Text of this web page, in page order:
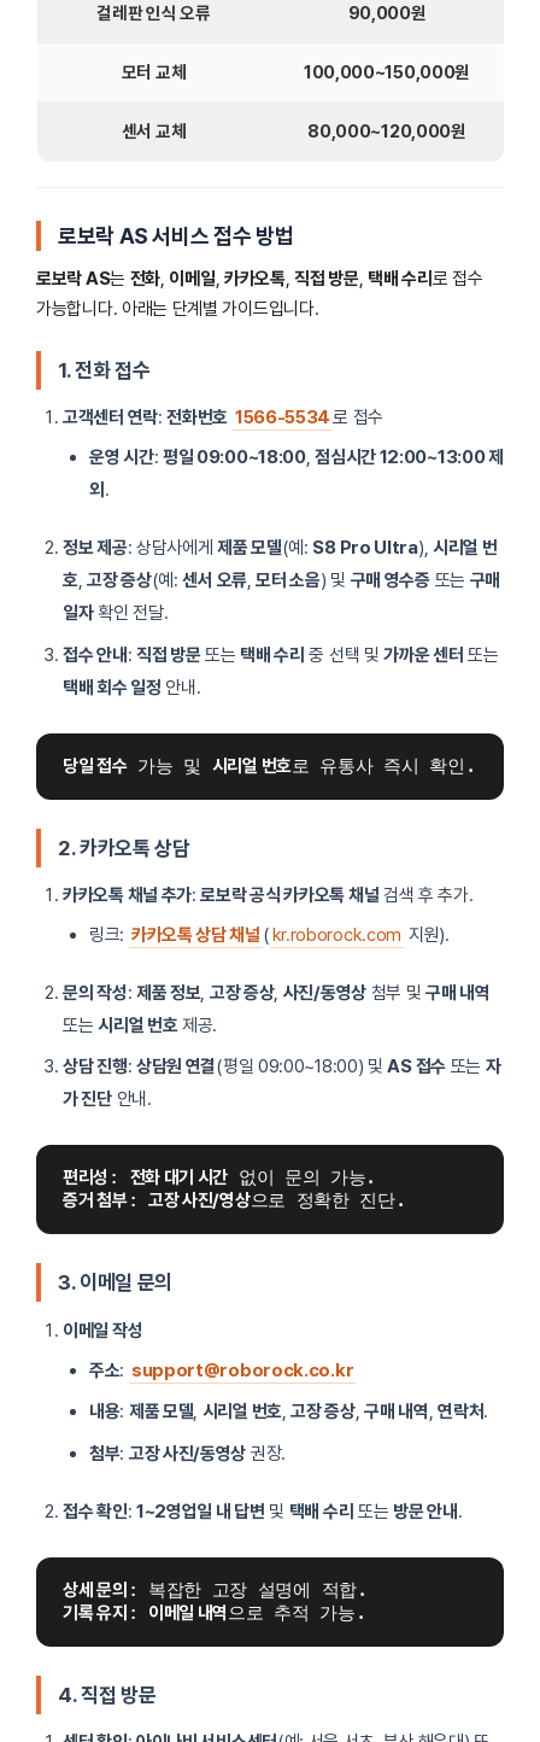
걸레판 인식 오류 90,000원
모터 교체 100,000~150,000원
센서 교체 80,000~120,000원
로보락 AS 서비스 접수 방법
로보락 AS는 전화 이메일 카카오톡,직접 방문, 택배 수리 로 접수
가능합니다. 아래는 단계별 가이드입니다.
1. 전화 접수
고객센터 연락:전화번호 1566-5534로 접수
운영 시간: 평일 09:00~18:00,점심시간 12:00~13:00 제
외 .
정보 제공: 상담사에게제품 모델(예: S8 Pro Ultra), 시리얼 번
호,고장 증상(예:센서 오류,모터 소음) 및 구매 영수증또는 구매
일자확인 전달.
접수 안내: 직접 방문또는 택배 수리 중 선택 및가까운 센터 또는
택배 회수 일정 안내.
당일 접수 가능 및 시리얼 번호로 유통사 즉시 확인.
2. 카카오톡 상담
카카오톡 채널 추가:로보락 공식 카카오톡 채널 검색 후 추가.
링크: 카카오톡 상담 채널 (kr.roborock.com 지원).
문의 작성: 제품 정보, 고장 증상, 사진/동영상첨부 및구매 내역
또는시리얼 번호제공.
상담 진행: 상담원 연결(평일 09:00~18:00) 및AS 접수또는 자
가 진단안내.
편리성 : 전화 대기 시간 없이 문의 가능.
증거 첨부: 고장 사진/영상으로 정확한 진단.
3. 이메일 문의
이메일 작성
주소: support@roborock.co.kr
내용: 제품 모델, 시리얼 번호,고장 증상,구매 내역,연락처.
첨부: 고장 사진/동영상 권장.
접수 확인: 1~2영업일 내 답변 및 택배 수리 또는 방문 안내.
상세 문의 : 복잡한 고장 설명에 적합.
기록 유지 : 이메일 내역으로 추적 가능.
4. 직접 방문